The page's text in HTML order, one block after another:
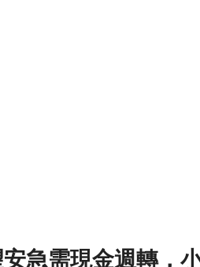
急需現金週轉，